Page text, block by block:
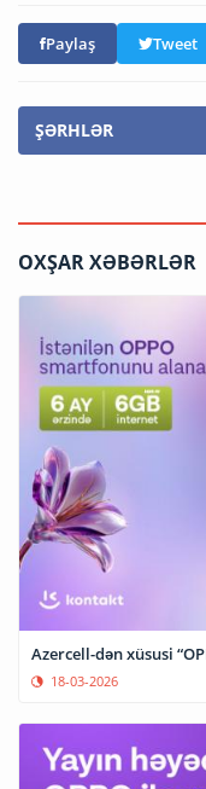
Paylaş Tweet
ŞƏRHLƏR
OXŞAR XƏBƏRLƏR
Azercell-dən xüsusi
18-03-2026